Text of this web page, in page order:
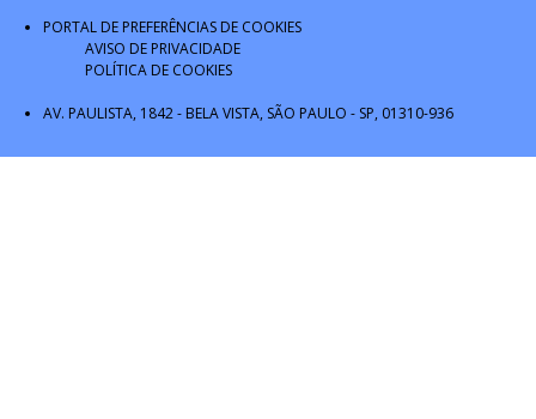
PORTAL DE PREFERÊNCIAS DE COOKIES
AVISO DE PRIVACIDADE
POLÍTICA DE COOKIES
AV. PAULISTA, 1842 - BELA VISTA, SÃO PAULO - SP, 01310-936